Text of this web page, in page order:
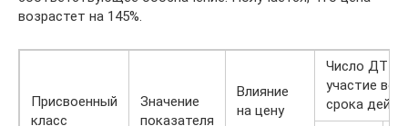
возрастет на 145%.
Присвоенный
класс
Значение
показателя
Влияние
на цену
Число ДТП,
участие
срока